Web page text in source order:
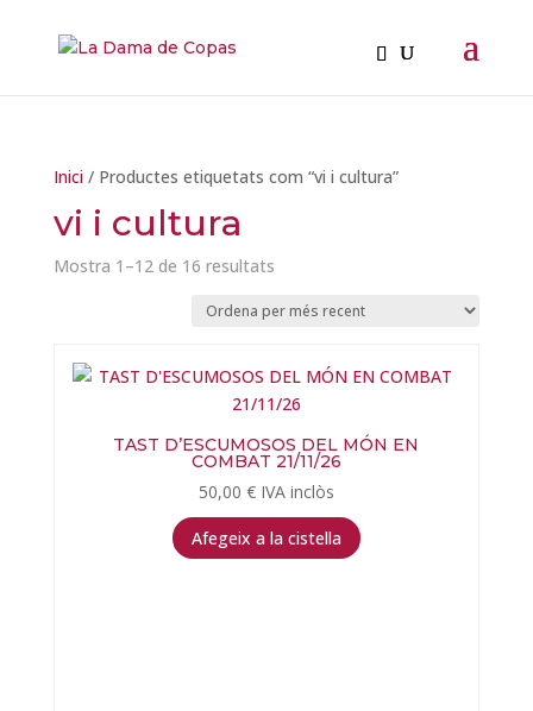
Inici/ Productes etiquetats com “vi i cultura”
vi i cultura
Mostra 1–12 de 16 resultatsOrdenat
més
TAST D’ESCUMOSOS DEL MÓN EN
COMBAT 21/11/26
50,00 € IVA inclòs
Afegeix a la cistella